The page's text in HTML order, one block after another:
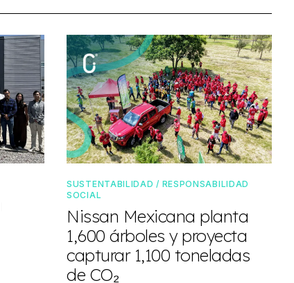
SUSTENTABILIDAD / RESPONSABILIDAD
SOCIAL
Nissan Mexicana planta
1,600 árboles y proyecta
capturar 1,100 toneladas
de CO₂